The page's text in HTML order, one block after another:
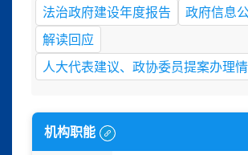
法治政府建设年度报告
政府信息
解读回应
人大代表建议、政协委员提案办理
机构职能